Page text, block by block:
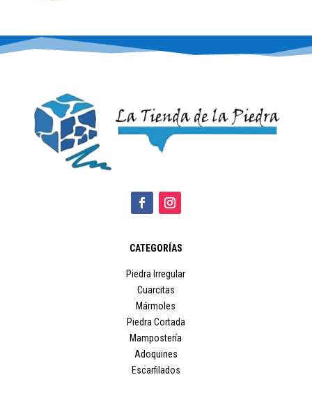
CATEGORÍAS
Piedra Irregular
Cuarcitas
Mármoles
Piedra Cortada
Mampostería
Adoquines
Escarfilados